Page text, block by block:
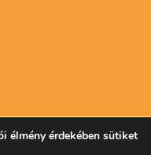
élmény érdekében sütiket